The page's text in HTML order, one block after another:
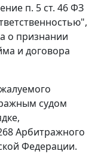
п. 5 ст. 46ФЗ
о признании
и договора
судом
Арбитражного
Федерации.